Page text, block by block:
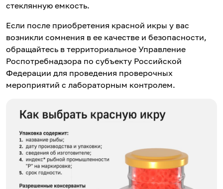
стеклянную емкость.
Если после приобретения красной икры у вас
возникли сомнения в ее качестве и безопасности,
обращайтесь в территориальное Управление
Роспотребнадзора по субъекту Российской
Федерации для проведения проверочных
мероприятий с лабораторным контролем.